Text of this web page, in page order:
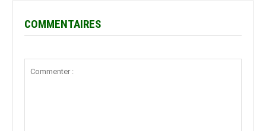
COMMENTAIRES